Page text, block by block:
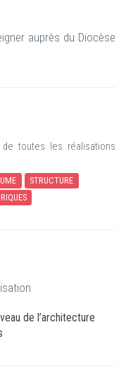
auprès du Diocèse
toutes les réalisations
STRUCTURE
de l’architecture